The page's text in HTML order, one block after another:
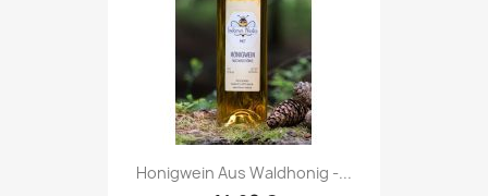
Honigwein Aus Waldhonig -...